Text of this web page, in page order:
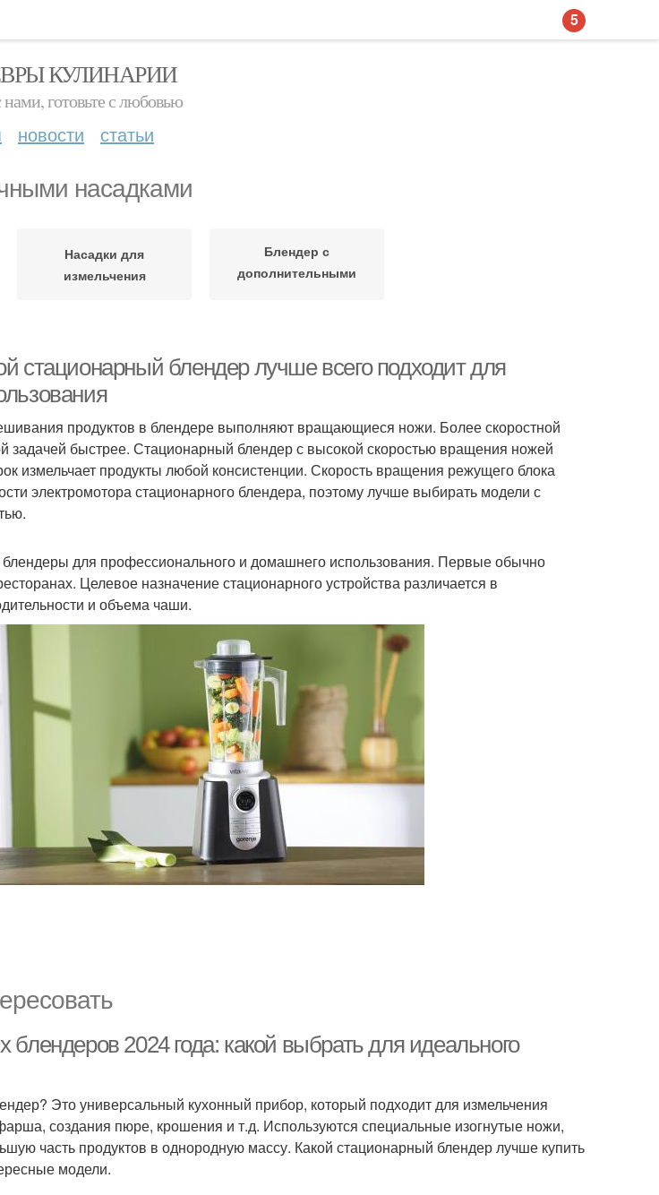
КУЛИНАРИИ
нами, готовьте с любовью
новости статьи
насадками
Насадки для
измельчения
Блендер с
дополнительными
стационарный блендер лучше всего подходит для
продуктов в блендере выполняют вращающиеся ножи. Более скоростной
задачей быстрее. Стационарный блендер с высокой скоростью вращения ножей
измельчает продукты любой консистенции. Скорость вращения режущего блока
электромотора стационарного блендера, поэтому лучше выбирать модели с
для профессионального и домашнего использования. Первые обычно
Целевое назначение стационарного устройства различается в
и объема чаши.
блендеров 2024 года: какой выбрать для идеального
Это универсальный кухонный прибор, который подходит для измельчения
создания пюре, крошения и т.д. Используются специальные изогнутые ножи,
часть продуктов в однородную массу. Какой стационарный блендер лучше купить
модели.
5